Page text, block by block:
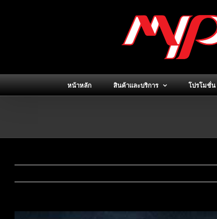
หน้าหลัก สินค้าและบริการ โปรโมชั่น